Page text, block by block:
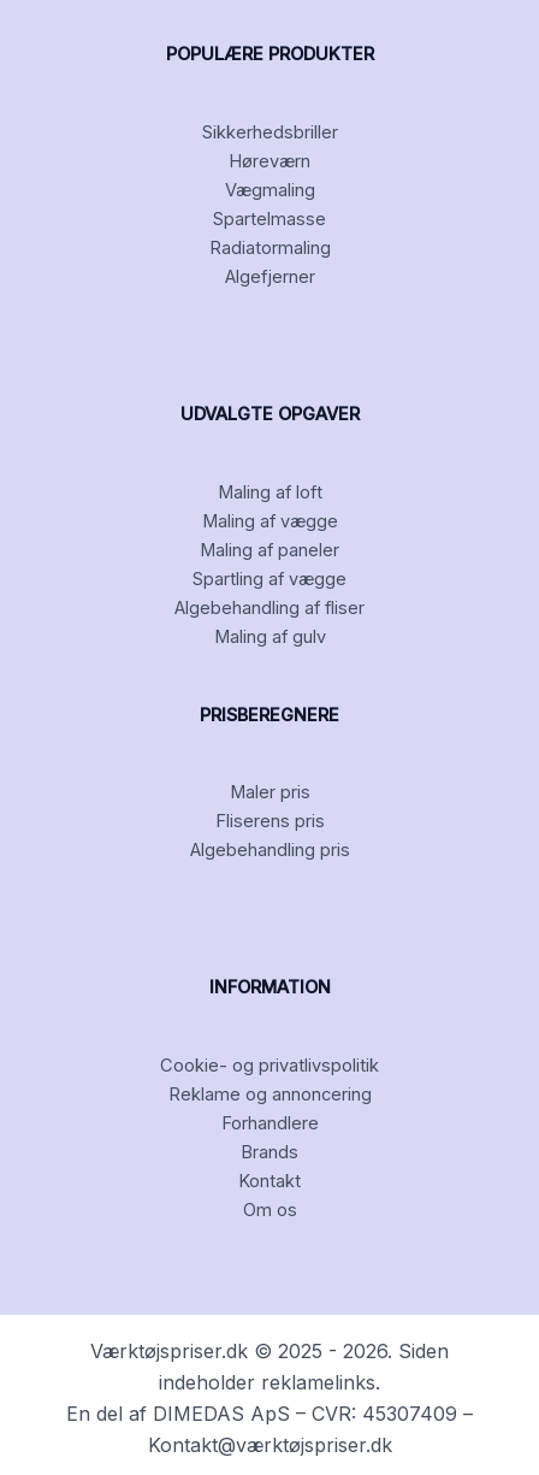
POPULÆRE PRODUKTER
Sikkerhedsbriller
Høreværn
Vægmaling
Spartelmasse
Radiatormaling
Algefjerner
UDVALGTE OPGAVER
Maling af loft
Maling af vægge
Maling af paneler
Spartling af vægge
Algebehandling af fliser
Maling af gulv
PRISBEREGNERE
Maler pris
Fliserens pris
Algebehandling pris
INFORMATION
Cookie- og privatlivspolitik
Reklame og annoncering
Forhandlere
Brands
Kontakt
Om os
Værktøjspriser.dk © 2025 - 2026. Siden
indeholder reklamelinks.
En del af DIMEDAS ApS – CVR: 45307409 –
Kontakt@værktøjspriser.dk